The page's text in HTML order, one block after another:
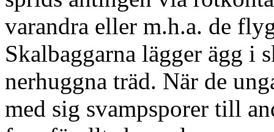
varandra eller m.h.a. de
Skalbaggarna lägger ägg i
nerhuggna träd. När de
med sig svampsporer till